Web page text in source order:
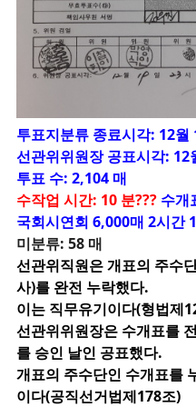
투표지분류 종료시각: 12월
선관위위원장 공표시각: 12
투표 수: 2,104 매
수작업 시간: 10 분??? 수개
국회시연회 6,000매 2시간
미분류: 58 매
선관위직원은 개표의 주수
사)를 완전 누락했다.
이는 직무유기이다(형법제
선관위위원장은 수개표를
를 승인 날인 공표했다.
개표의 주수단인 수개표를
이다(공직선거법제178조)